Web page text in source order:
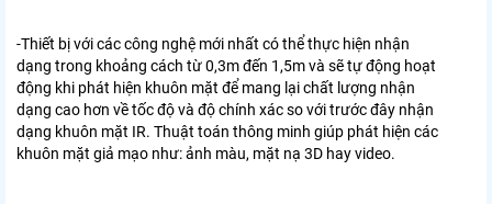
-Thiết bị với các công nghệ mới nhất có thể thực hiện nhận
dạng trong khoảng cách từ 0,3m đến 1,5m và sẽ tự động hoạt
động khi phát hiện khuôn mặt để mang lại chất lượng nhận
dạng cao hơn về tốc độ và độ chính xác so với trước đây nhận
dạng khuôn mặt IR. Thuật toán thông minh giúp phát hiện các
khuôn mặt giả mạo như: ảnh màu, mặt nạ 3D hay video.